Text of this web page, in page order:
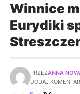
Winnice
Eurydiki
PRZEZANNA
DODAJ